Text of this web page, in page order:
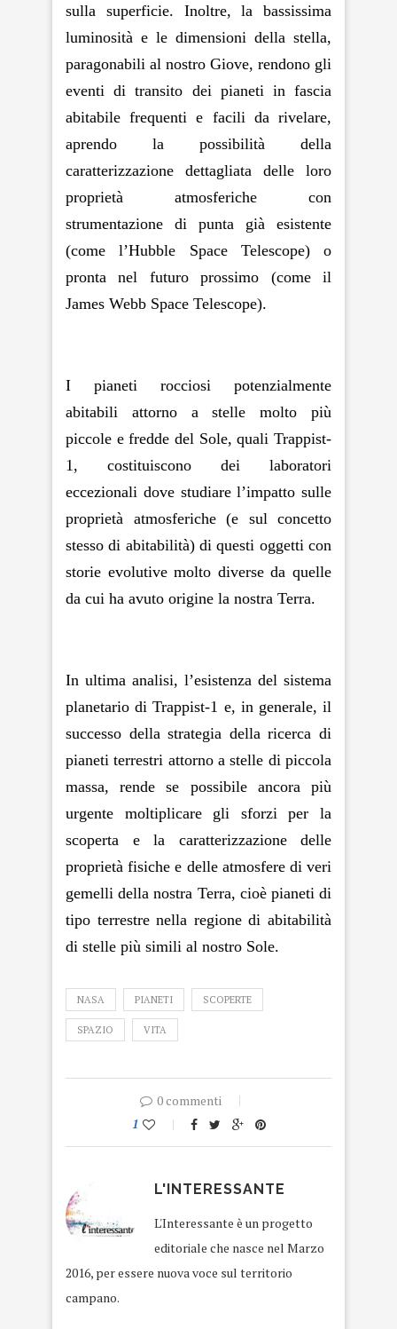
sulla superficie. Inoltre, la bassissima
luminosità e le dimensioni della stella,
paragonabili al nostro Giove, rendono gli
eventi di transito dei pianeti in fascia
abitabile frequenti e facili da rivelare,
aprendo la possibilità della
caratterizzazione dettagliata delle loro
proprietà atmosferiche con
strumentazione di punta già esistente
(come l’Hubble Space Telescope) o
pronta nel futuro prossimo (come il
James Webb Space Telescope).
I pianeti rocciosi potenzialmente
abitabili attorno a stelle molto più
piccole e fredde del Sole, quali Trappist-
1, costituiscono dei laboratori
eccezionali dove studiare l’impatto sulle
proprietà atmosferiche (e sul concetto
stesso di abitabilità) di questi oggetti con
storie evolutive molto diverse da quelle
da cui ha avuto origine la nostra Terra.
In ultima analisi, l’esistenza del sistema
planetario di Trappist-1 e, in generale, il
successo della strategia della ricerca di
pianeti terrestri attorno a stelle di piccola
massa, rende se possibile ancora più
urgente moltiplicare gli sforzi per la
scoperta e la caratterizzazione delle
proprietà fisiche e delle atmosfere di veri
gemelli della nostra Terra, cioè pianeti di
tipo terrestre nella regione di abitabilità
di stelle più simili al nostro Sole.
NASA PIANETI SCOPERTE
SPAZIO VITA
0 commenti
1
L'INTERESSANTE
L'Interessante è un progetto
editoriale che nasce nel Marzo
2016, per essere nuova voce sul territorio
campano.